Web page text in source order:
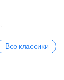
Все классики